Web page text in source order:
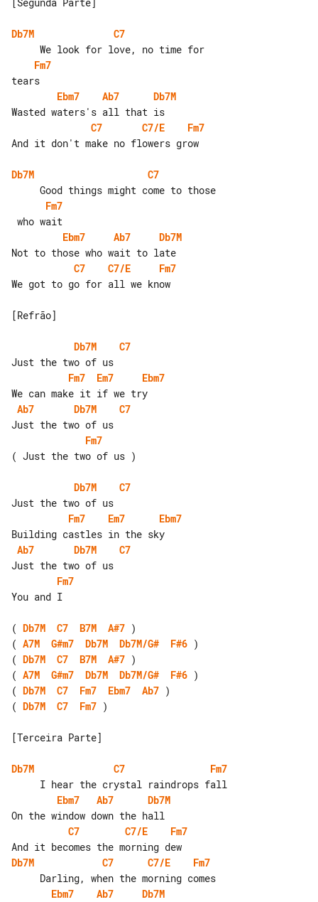
Db7M
C7
Fm7
Ebm7
Ab7
Db7M
C7
C7/E
Fm7
And it don't make no flowers grow
Db7M
C7
Fm7
Ebm7
Ab7
Db7M
C7
C7/E
Fm7
We got to go for all we know
[Refrão]
Db7M
C7
Fm7
Em7
Ebm7
Ab7
Db7M
C7
Fm7
( Just the two of us )
Db7M
C7
Fm7
Em7
Ebm7
Ab7
Db7M
C7
Fm7
You and I
( Db7M C7 B7M A#7
( A7M G#m7 Db7M Db7M/G# F#6
( Db7M C7 B7M A#7
( A7M G#m7 Db7M Db7M/G# F#6
( Db7M C7 Fm7 Ebm7 Ab7
( Db7M C7 Fm7 )
[Terceira Parte]
Db7M C7
Fm7
Ebm7
Ab7
Db7M
C7
C7/E
Fm7
Db7M
C7 C7/E
Fm7
Ebm7
Ab7 Db7M